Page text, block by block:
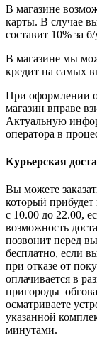
В магазине
карты. В случае
составит 10% за
В магазине мы
кредит на самых
При оформлении
магазин вправе
Актуальную
оператора в
Курьерская
Вы можете
который
с 10.00 до 22.00,
возможность
позвонит перед
бесплатно, если
при отказе от
оплачивается в
пригороды
осматриваете
указанной
минутами.